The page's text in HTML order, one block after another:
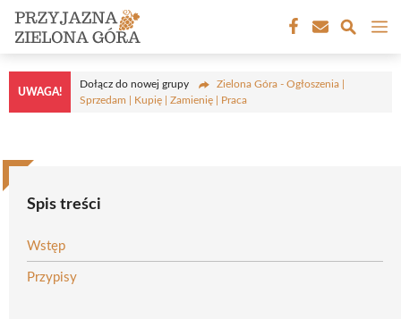
Przejdź
treści
UWAGA!
Dołącz do nowej grupy
Zielona Góra - Ogłoszenia |
Sprzedam | Kupię | Zamienię | Praca
Spis treści
Wstęp
Przypisy